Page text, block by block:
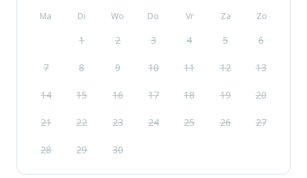
Ma Di Wo Do Vr Za Zo
1 2 3 4 5 6
7 8 9 10 11 12 13
14 15 16 17 18 19 20
21 22 23 24 25 26 27
28 29 30